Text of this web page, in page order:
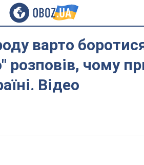
варто
розповів, чому
Відео